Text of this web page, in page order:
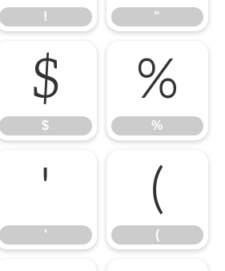
! "
$
$
%
%
'
'
(
(